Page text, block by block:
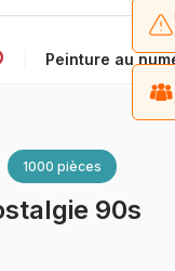
Peinture au
1000 pièces
90s